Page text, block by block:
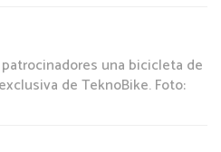
una bicicleta de
de TeknoBike. Foto: